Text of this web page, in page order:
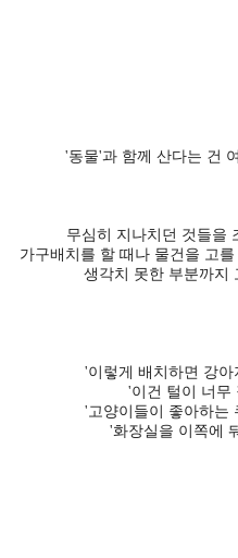
'동물'과 함께 산다는 건
무심히 지나치던 것들을
가구배치를 할 때나 물건을 고
생각치 못한 부분까지
'이렇게 배치하면 강
'이건 털이 너무
'고양이들이 좋아하는
'화장실을 이쪽에